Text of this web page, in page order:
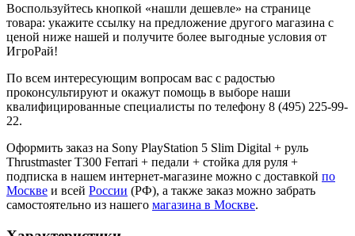
Воспользуйтесь кнопкой «нашли дешевле» на странице
товара: укажите ссылку на предложение другого магазина с
ценой ниже нашей и получите более выгодные условия от
ИгроРай!
По всем интересующим вопросам вас с радостью
проконсультируют и окажут помощь в выборе наши
квалифицированные специалисты по телефону 8 (495) 225-99-
22.
Оформить заказ на Sony PlayStation 5 Slim Digital + руль
Thrustmaster T300 Ferrari + педали + стойка для руля +
подписка в нашем интернет-магазине можно с доставкой по
Москве и всей России (РФ), а также заказ можно забрать
самостоятельно из нашего магазина в Москве.